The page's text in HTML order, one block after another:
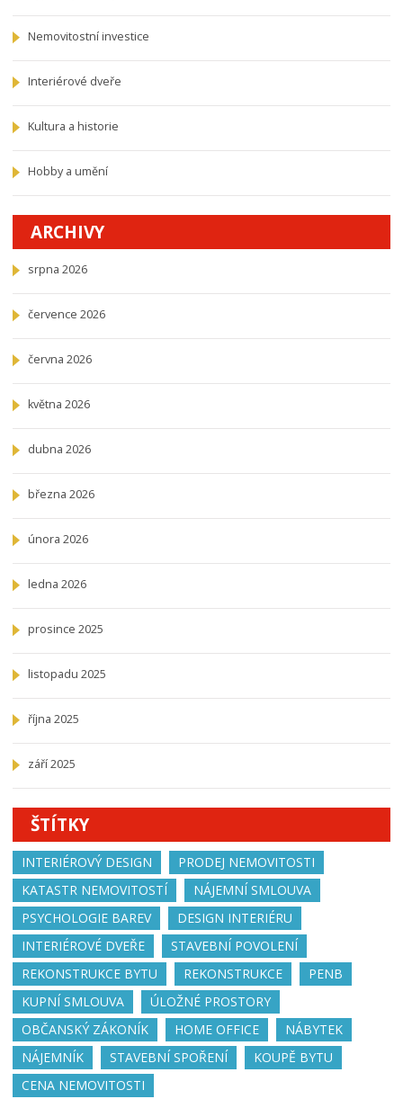
Nemovitostní investice
Interiérové dveře
Kultura a historie
Hobby a umění
ARCHIVY
srpna 2026
července 2026
června 2026
května 2026
dubna 2026
března 2026
února 2026
ledna 2026
prosince 2025
listopadu 2025
října 2025
září 2025
ŠTÍTKY
INTERIÉROVÝ DESIGN
PRODEJ NEMOVITOSTI
KATASTR NEMOVITOSTÍ
NÁJEMNÍ SMLOUVA
PSYCHOLOGIE BAREV
DESIGN INTERIÉRU
INTERIÉROVÉ DVEŘE
STAVEBNÍ POVOLENÍ
REKONSTRUKCE BYTU
REKONSTRUKCE
PENB
KUPNÍ SMLOUVA
ÚLOŽNÉ PROSTORY
OBČANSKÝ ZÁKONÍK
HOME OFFICE
NÁBYTEK
NÁJEMNÍK
STAVEBNÍ SPOŘENÍ
KOUPĚ BYTU
CENA NEMOVITOSTI